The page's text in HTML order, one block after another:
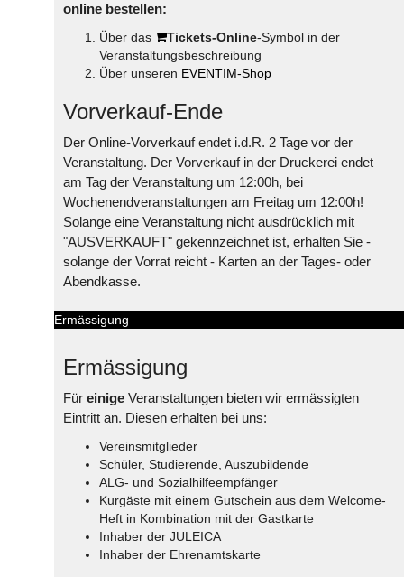
online bestellen:
Über das Tickets-Online-Symbol in der
Veranstaltungsbeschreibung
Über unseren EVENTIM-Shop
Vorverkauf-Ende
Der Online-Vorverkauf endet i.d.R. 2 Tage vor der
Veranstaltung. Der Vorverkauf in der Druckerei endet
am Tag der Veranstaltung um 12:00h, bei
Wochenendveranstaltungen am Freitag um 12:00h!
Solange eine Veranstaltung nicht ausdrücklich mit
"AUSVERKAUFT" gekennzeichnet ist, erhalten Sie -
solange der Vorrat reicht - Karten an der Tages- oder
Abendkasse.
Ermässigung
Ermässigung
Für einige Veranstaltungen bieten wir ermässigten
Eintritt an. Diesen erhalten bei uns:
Vereinsmitglieder
Schüler, Studierende, Auszubildende
ALG- und Sozialhilfeempfänger
Kurgäste mit einem Gutschein aus dem Welcome-
Heft in Kombination mit der Gastkarte
Inhaber der JULEICA
Inhaber der Ehrenamtskarte